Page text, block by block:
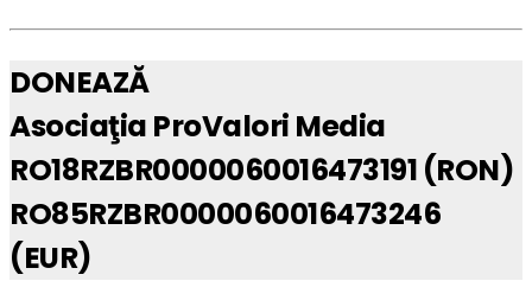
DONEAZĂ
Asociaţia ProValori Media
RO18RZBR0000060016473191 (RON)
RO85RZBR0000060016473246
(EUR)